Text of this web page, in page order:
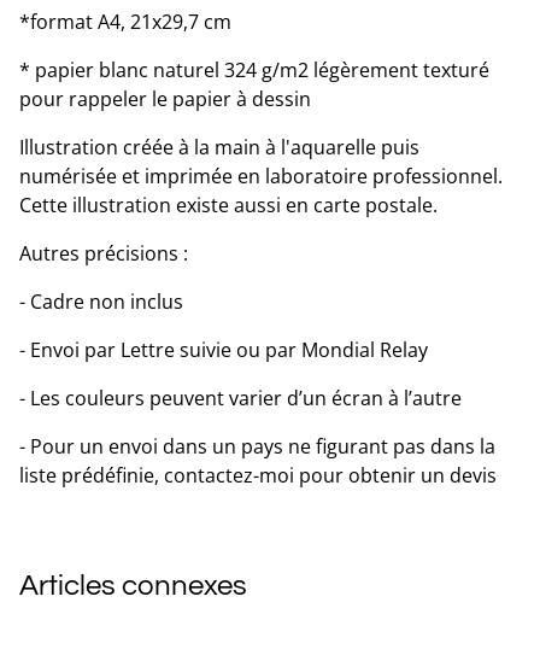
*format A4, 21x29,7 cm
* papier blanc naturel 324 g/m2 légèrement texturé
pour rappeler le papier à dessin
Illustration créée à la main à l'aquarelle puis
numérisée et imprimée en laboratoire professionnel.
Cette illustration existe aussi en carte postale.
Autres précisions :
- Cadre non inclus
- Envoi par Lettre suivie ou par Mondial Relay
- Les couleurs peuvent varier d’un écran à l’autre
- Pour un envoi dans un pays ne figurant pas dans la
liste prédéfinie, contactez-moi pour obtenir un devis
Articles connexes